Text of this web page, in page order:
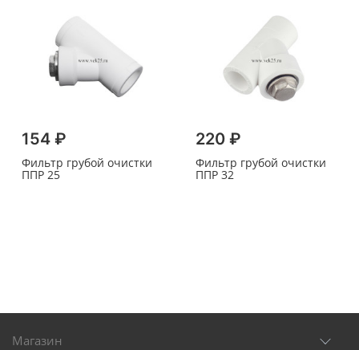
154 ₽
Фильтр грубой очистки
ППР 25
220 ₽
Фильтр грубой очистки
ППР 32
Магазин